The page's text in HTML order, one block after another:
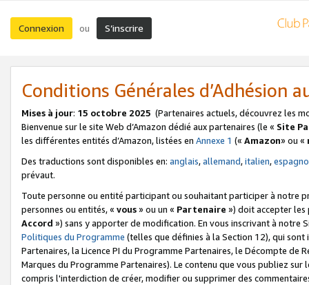
Connexion ou S’inscrire
Conditions Générales d’Adhésion
Mises à jour: 15 octobre 2025 (Partenaires actuels, découvrez les
Bienvenue sur le site Web d’Amazon dédié aux partenaires (le « Site
les différentes entités d’Amazon, listées en Annexe 1 (« Amazon» ou «
Des traductions sont disponibles en: anglais,allemand,italien,
prévaut.
Toute personne ou entité participant ou souhaitant participer à notre
personnes ou entités, « vous» ou un « Partenaire ») doit accepter les
Accord ») sans y apporter de modification. En vous inscrivant à notre
Politiques du Programme (telles que définies à la Section 12), qui
Partenaires, la Licence PI du Programme Partenaires, le Décompte de
Marques du Programme Partenaires). Le contenu que vous publiez
compris l'interdiction de créer, modifier ou supprimer des